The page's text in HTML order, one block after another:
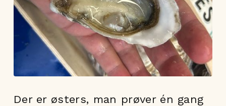
Der er østers, man prøver én gang